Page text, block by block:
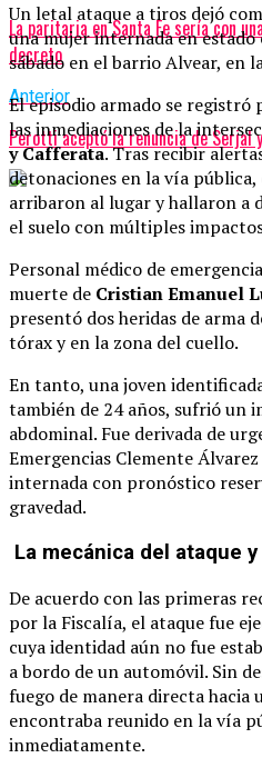
La paritaria en Santa Fe sería con
decreto
Anterior
Perotti aceptó la renuncia de Serjal
Un letal ataque a tiros dejó
una mujer internada en
sábado en el barrio Alvear, en
El episodio armado se registró
las inmediaciones de la
y Cafferata. Tras recibir
detonaciones en la vía
arribaron al lugar y hallaron a
el suelo con múltiples
Personal médico de
muerte de Cristian Emanuel
presentó dos heridas de arma
tórax y en la zona del cuello.
En tanto, una joven
también de 24 años, sufrió un
abdominal. Fue derivada de
Emergencias Clemente
internada con pronóstico
gravedad.
La mecánica del ataque
De acuerdo con las primeras
por la Fiscalía, el ataque fue
cuya identidad aún no fue
a bordo de un automóvil. Sin
fuego de manera directa hacia
encontraba reunido en la vía
inmediatamente.